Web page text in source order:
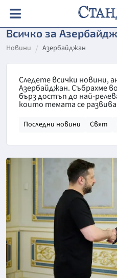
Всичко за
Новини Азербайджан
Следете всички новини,
Азербайджан. Събрахме
бърз достъп до най-
които темата се
Последни новини Свят